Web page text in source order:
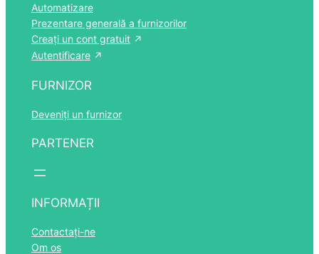
Automatizare
Prezentare generală a furnizorilor
Creați un cont gratuit
Autentificare
FURNIZOR
Deveniți un furnizor
PARTENER
INFORMAȚII
Contactați-ne
Om os